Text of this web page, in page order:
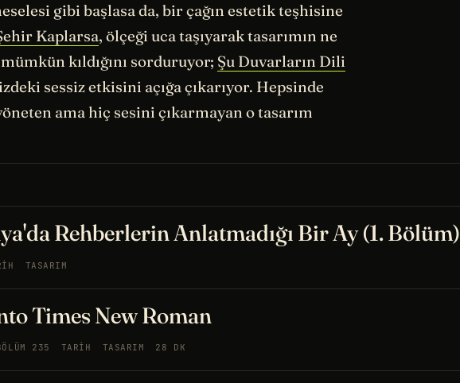
gibi başlasa da, bir çağın estetik teşhisine
Kaplarsa, ölçeği uca taşıyarak tasarımın ne
kıldığını sorduruyor; Şu Duvarların Dili
sessiz etkisini açığa çıkarıyor. Hepsinde
ama hiç sesini çıkarmayan o tasarım
Rehberlerin Anlatmadığı Bir Ay (1. Bölüm)
TASARIM
Times New Roman
235 TARIH TASARIM 28 DK